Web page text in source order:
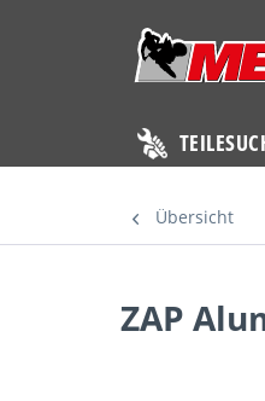
Übersicht
ZAP